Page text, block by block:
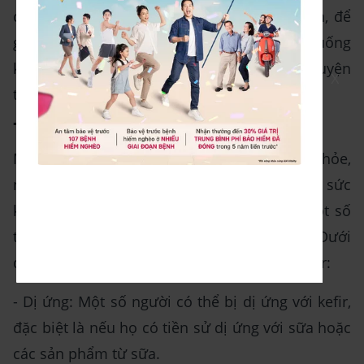
chất béo, giúp đốt cháy mỡ thừa. Tuy nhiên, để
giảm cân hiệu quả, bạn cần kết hợp việc uống
kefir với chế độ ăn uống lành mạnh và tập luyện
thường xuyên
Tác dụng phụ của kefir
Mặc dù kefir có nhiều lợi ích cho sức khỏe,
nhưng như bất kỳ thực phẩm hay sản phẩm sức
khỏe nào khác, kefir cũng có thể gây ra một số
tác dụng phụ đáng kể đối với một số người. Dưới
đây là một số tác dụng phụ tiêu biểu của kefir:
- Dị ứng: Một số người có thể bị dị ứng với kefir,
đặc biệt là nếu họ có tiền sử dị ứng với sữa hoặc
các sản phẩm từ sữa.
X